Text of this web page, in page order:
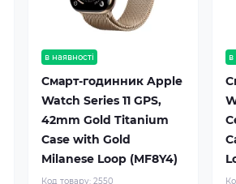
в наявності
Смарт-годинник Apple
Watch Series 11 GPS,
42mm Gold Titanium
Case with Gold
Milanese Loop (MF8Y4)
Код товару:2550
в